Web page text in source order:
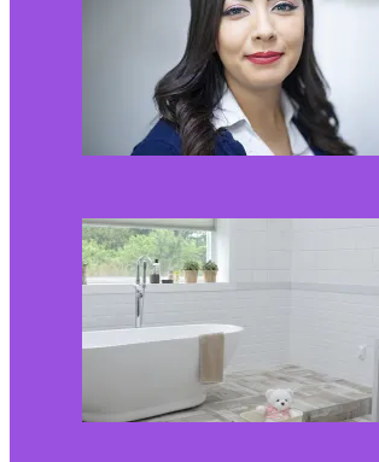
2026-06-01
2026-05-12